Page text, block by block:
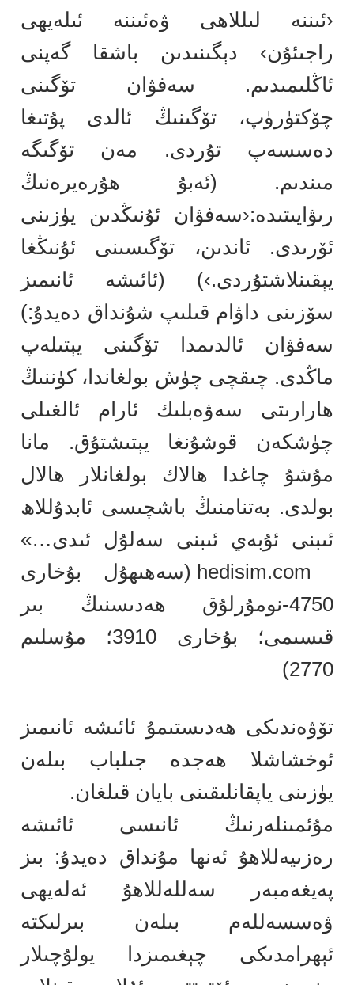
‹ئىننە لىللاھى ۋەئىننە ئىلەيھى
راجىئۇن› دېگىنىدىن باشقا گەپنى
ئاڭلىمىدىم. سەفۋان تۆگىنى
چۆكتۈرۈپ، تۆگىنىڭ ئالدى پۇتىغا
دەسسەپ تۇردى. مەن تۆگىگە
مىندىم. (ئەبۇ ھۇرەيرەنىڭ
رىۋايىتىدە:‹سەفۋان ئۇنىڭدىن يۈزىنى
ئۆرىدى. ئاندىن، تۆگىسىنى ئۇنىڭغا
يېقىنلاشتۇردى.›) (ئائىشە ئانىمىز
سۆزىنى داۋام قىلىپ شۇنداق دەيدۇ:)
سەفۋان ئالدىمدا تۆگىنى يېتىلەپ
ماڭدى. چىقچى چۈش بولغاندا، كۈننىڭ
ھارارىتى سەۋەبلىك ئارام ئالغىلى
چۈشكەن قوشۇنغا يېتىشتۇق. مانا
مۇشۇ چاغدا ھالاك بولغانلار ھالال
بولدى. بەتنامنىڭ باشچىسى ئابدۇللاھ
ئىبنى ئۇبەي ئىبنى سەلۇل ئىدى…»
hedisim.com (سەھىھۇل بۇخارى
4750-نومۇرلۇق ھەدىسنىڭ بىر
قىسىمى؛ بۇخارى 3910؛ مۇسلىم
2770)
تۆۋەندىكى ھەدىستىمۇ ئائىشە ئانىمىز
ئوخشاشلا ھەجدە جىلباب بىلەن
يۈزىنى ياپقانلىقىنى بايان قىلغان.
مۇئمىنلەرنىڭ ئانىسى ئائىشە
رەزىيەللاھۇ ئەنھا مۇنداق دەيدۇ: بىز
پەيغەمبەر سەللەللاھۇ ئەلەيھى
ۋەسسەللەم بىلەن بىرلىكتە
ئېھرامدىكى چېغىمىزدا يولۇچىلار